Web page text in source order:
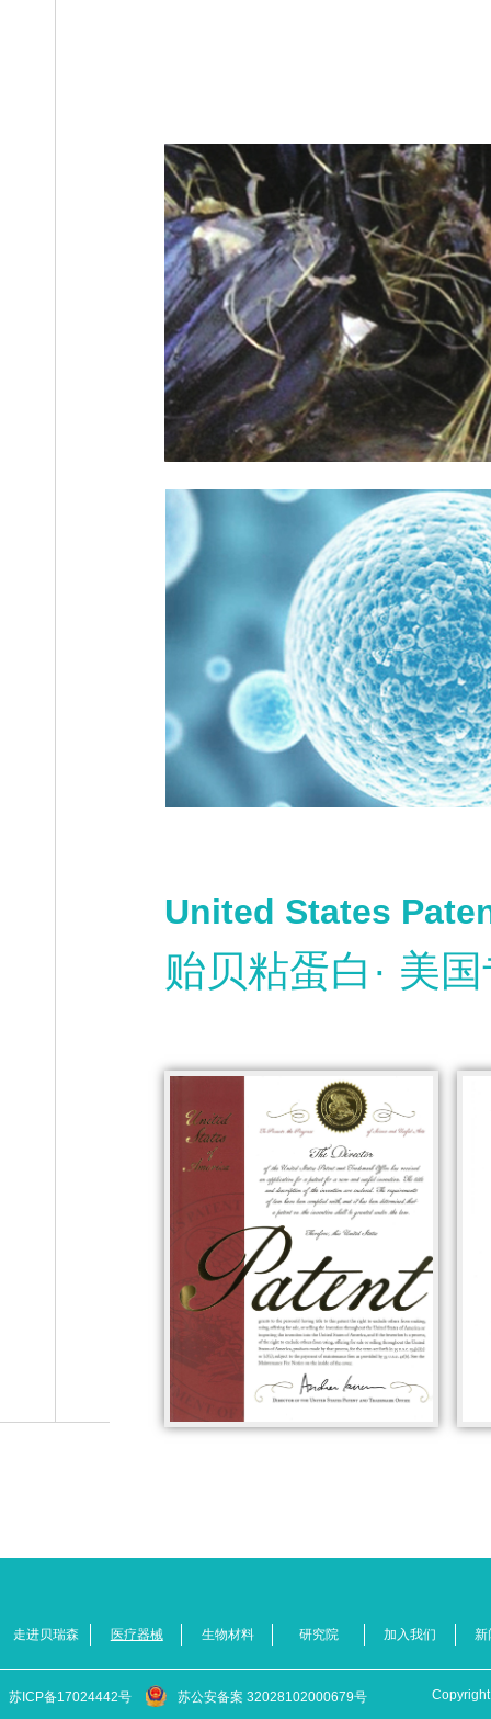
United States
贻贝粘蛋白· 美
苏公安备案 32028102000679号
苏ICP备17024442号
走进贝瑞森 医疗器械 生物材料 研究院 加入我们 新